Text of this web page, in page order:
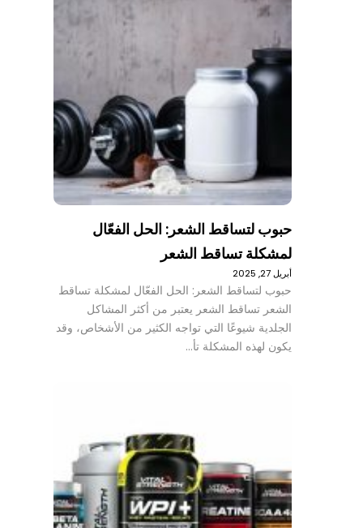
حبوب لتساقط الشعر: الحل الفعّال
لمشكلة تساقط الشعر
أبريل 27, 2025
حبوب لتساقط الشعر: الحل الفعّال لمشكلة تساقط
الشعر تساقط الشعر يعتبر من أكثر المشاكل
الجلدية شيوعًا التي تواجه الكثير من الأشخاص، وقد
يكون لهذه المشكلة تأ…